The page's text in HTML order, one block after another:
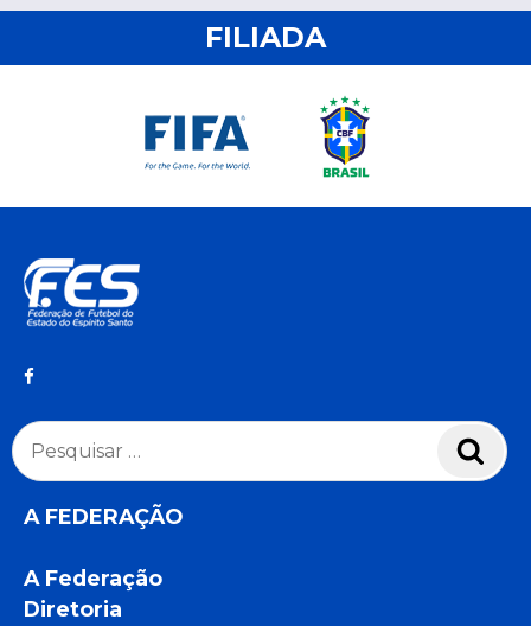
FILIADA
Pesquisar
por:
A FEDERAÇÃO
A Federação
Diretoria